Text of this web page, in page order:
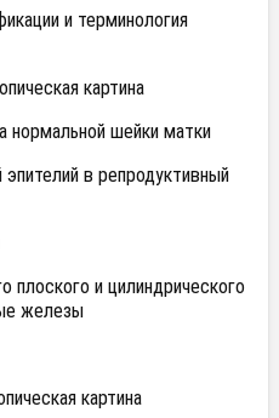
и терминология
картина
нормальной шейки матки
в репродуктивный
плоского и цилиндрического
железы
картина